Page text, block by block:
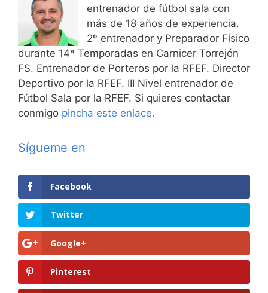
entrenador de fútbol sala con
más de 18 años de experiencia.
2º entrenador y Preparador Físico
durante 14ª Temporadas en Carnicer Torrejón
FS. Entrenador de Porteros por la RFEF. Director
Deportivo por la RFEF. III Nivel entrenador de
Fútbol Sala por la RFEF. Si quieres contactar
conmigo pincha este enlace.
Sígueme en
Facebook
Twitter
Google+
Pinterest